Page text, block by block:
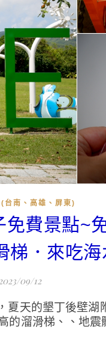
台南、高雄、屏東)
費景點~
梯．來吃
09/12
天的墾丁後壁
的溜滑梯、、地